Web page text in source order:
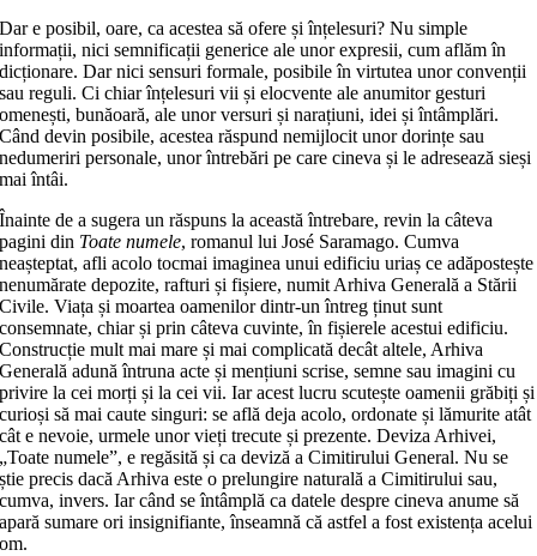
Dar e posibil, oare, ca acestea să ofere și înțelesuri? Nu simple
informații, nici semnificații generice ale unor expresii, cum aflăm în
dicționare. Dar nici sensuri formale, posibile în virtutea unor convenții
sau reguli. Ci chiar înțelesuri vii și elocvente ale anumitor gesturi
omenești, bunăoară, ale unor versuri și narațiuni, idei și întâmplări.
Când devin posibile, acestea răspund nemijlocit unor dorințe sau
nedumeriri personale, unor întrebări pe care cineva și le adresează sieși
mai întâi.
Înainte de a sugera un răspuns la această întrebare, revin la câteva
pagini din Toate numele, romanul lui José Saramago. Cumva
neașteptat, afli acolo tocmai imaginea unui edificiu uriaș ce adăpostește
nenumărate depozite, rafturi și fișiere, numit Arhiva Generală a Stării
Civile. Viața și moartea oamenilor dintr-un întreg ținut sunt
consemnate, chiar și prin câteva cuvinte, în fișierele acestui edificiu.
Construcție mult mai mare și mai complicată decât altele, Arhiva
Generală adună întruna acte și mențiuni scrise, semne sau imagini cu
privire la cei morți și la cei vii. Iar acest lucru scutește oamenii grăbiți și
curioși să mai caute singuri: se află deja acolo, ordonate și lămurite atât
cât e nevoie, urmele unor vieți trecute și prezente. Deviza Arhivei,
„Toate numele”, e regăsită și ca deviză a Cimitirului General. Nu se
știe precis dacă Arhiva este o prelungire naturală a Cimitirului sau,
cumva, invers. Iar când se întâmplă ca datele despre cineva anume să
apară sumare ori insignifiante, înseamnă că astfel a fost existența acelui
om.